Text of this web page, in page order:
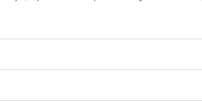
Moins de 5 pcs